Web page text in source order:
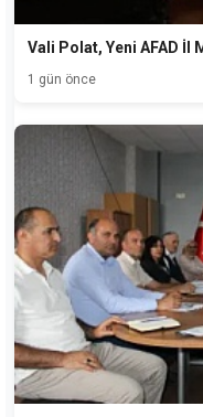
Vali Polat, Yeni AFAD İl
1 gün önce